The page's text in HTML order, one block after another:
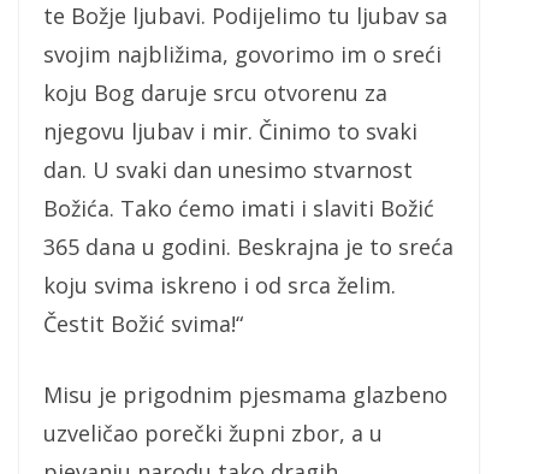
te Božje ljubavi. Podijelimo tu ljubav sa
svojim najbližima, govorimo im o sreći
koju Bog daruje srcu otvorenu za
njegovu ljubav i mir. Činimo to svaki
dan. U svaki dan unesimo stvarnost
Božića. Tako ćemo imati i slaviti Božić
365 dana u godini. Beskrajna je to sreća
koju svima iskreno i od srca želim.
Čestit Božić svima!“
Misu je prigodnim pjesmama glazbeno
uzveličao porečki župni zbor, a u